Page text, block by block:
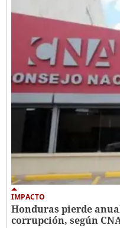
IMPACTO
Honduras pierde
corrupción, según